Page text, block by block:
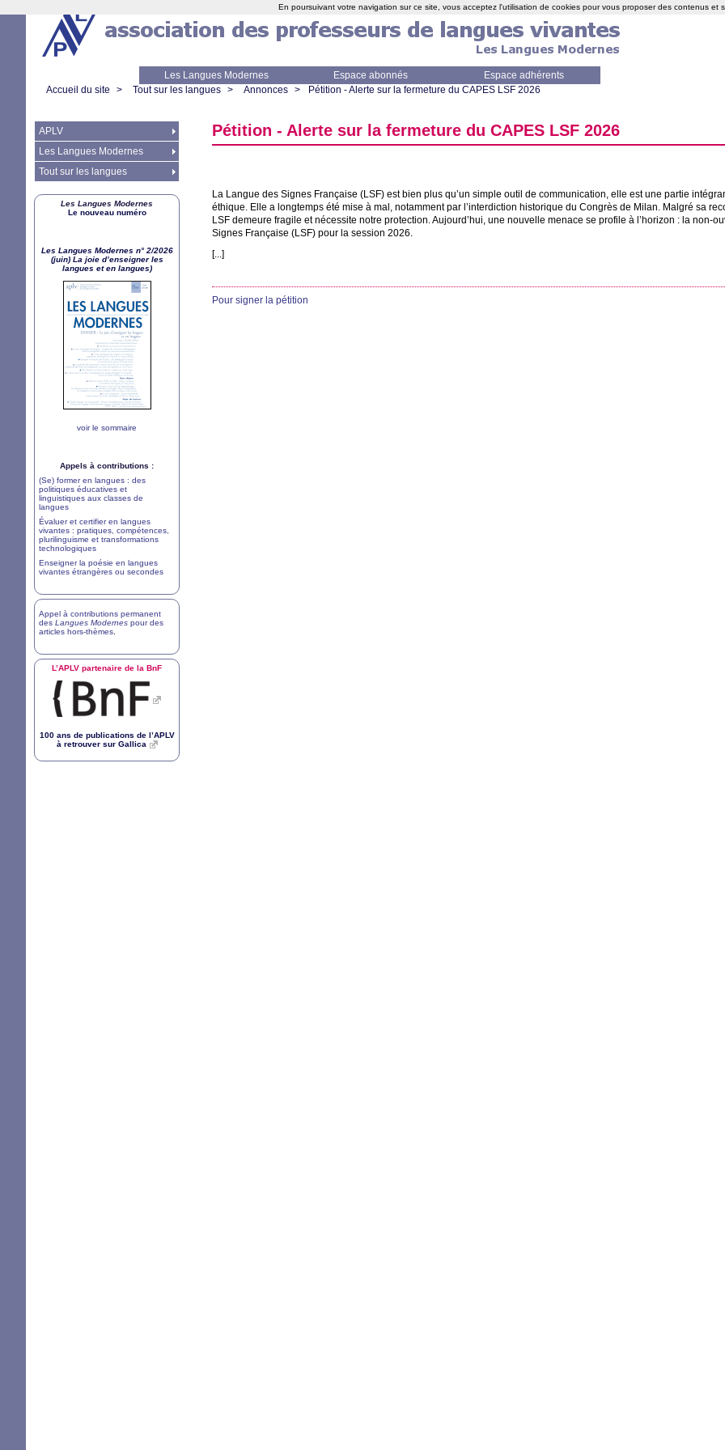
Les Langues Modernes Espace abonnés
Espace adhérents
Accueil du site > Tout sur les langues > Annonces > Pétition - Alerte sur la fermeture du CAPES LSF 2026
Pétition - Alerte sur la fermeture du CAPES LSF 2026
La Langue des Signes Française (LSF) est bien plus qu’un simple outil de communication, elle est une partie
éthique. Elle a longtemps été mise à mal, notamment par l’interdiction historique du Congrès de Milan. Malgré sa
LSF demeure fragile et nécessite notre protection. Aujourd’hui, une nouvelle menace se profile à l’horizon : la non-
Signes Française (LSF) pour la session 2026.
[...]
Pour signer la pétition
APLV
Les Langues Modernes
Tout sur les langues
Les Langues Modernes
Le nouveau numéro
Les Langues Modernes n° 2/2026
(juin) La joie d’enseigner les
langues et en langues)
voir le sommaire
Appels à contributions :
(Se) former en langues : des
politiques éducatives et
linguistiques aux classes de
langues
Évaluer et certifier en langues
vivantes : pratiques, compétences,
plurilinguisme et transformations
technologiques
Enseigner la poésie en langues
vivantes étrangères ou secondes
Appel à contributions permanent
des Langues Modernes pour des
articles hors-thèmes
L’APLV partenaire de la BnF
100 ans de publications de l’APLV
à retrouver sur Gallica
En poursuivant votre navigation sur ce site, vous acceptez l'utilisation de cookies pour vous proposer des contenus et